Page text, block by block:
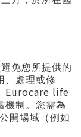
免您所提供的
、處理或修
Eurocare life
機制。您需為
開場域（例如